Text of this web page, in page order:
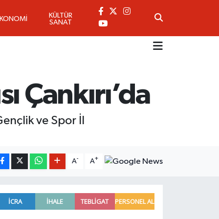
KÜLTÜR
SANAT
Çankırı’da
ve Spor İl
A- A+